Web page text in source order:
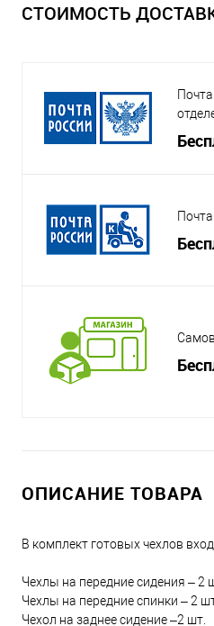
СТОИМОСТЬ
ОПИСАНИЕ ТОВАРА
В комплект готовых чехлов
Чехлы на передние сидения – 2
Чехлы на передние спинки – 2
Чехол на заднее сидение –2 шт.